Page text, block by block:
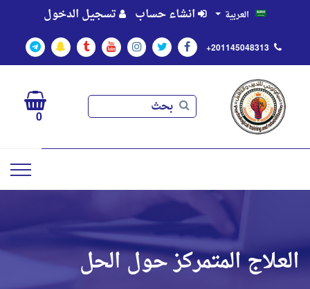
العربية انشاء حساب تسجيل الدخول
+201145048313
بحث 0
العلاج المتمركز حول الحل